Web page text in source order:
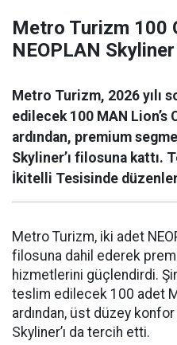
Metro Turizm 100
NEOPLAN
Metro Turizm, 2026 yılı
edilecek 100 MAN Lion’s
ardından, premium
Skyliner’ı filosuna kattı.
İkitelli Tesisinde
Metro Turizm, iki adet
filosuna dahil ederek
hizmetlerini güçlendirdi.
teslim edilecek 100 adet
ardından, üst düzey
Skyliner’ı da tercih etti.